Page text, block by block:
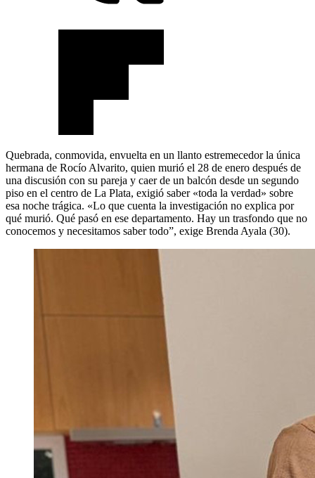
Quebrada, conmovida, envuelta en un llanto estremecedor la única
hermana de Rocío Alvarito, quien murió el 28 de enero después de
una discusión con su pareja y caer de un balcón desde un segundo
piso en el centro de La Plata, exigió saber «toda la verdad» sobre
esa noche trágica. «Lo que cuenta la investigación no explica por
qué murió. Qué pasó en ese departamento. Hay un trasfondo que no
conocemos y necesitamos saber todo”, exige Brenda Ayala (30).